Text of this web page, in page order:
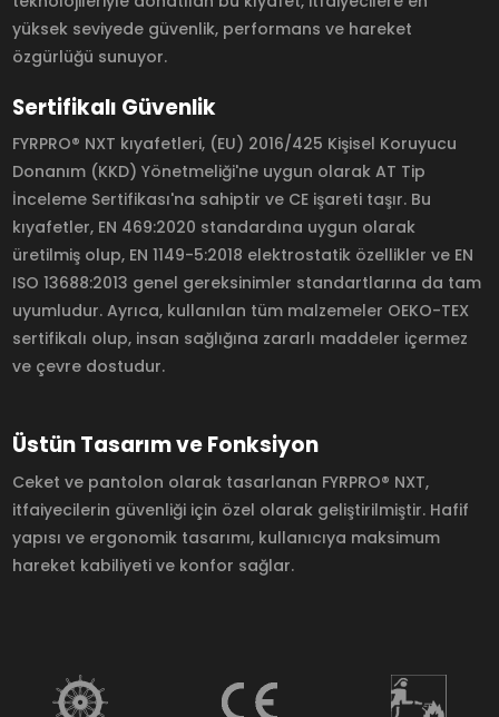
yüksek seviyede güvenlik, performans ve hareket
özgürlüğü sunuyor.
Sertifikalı Güvenlik
FYRPRO® NXT kıyafetleri, (EU) 2016/425 Kişisel Koruyucu
Donanım (KKD) Yönetmeliği'ne uygun olarak AT Tip
İnceleme Sertifikası'na sahiptir ve CE işareti taşır. Bu
kıyafetler, EN 469:2020 standardına uygun olarak
üretilmiş olup, EN 1149-5:2018 elektrostatik özellikler ve EN
ISO 13688:2013 genel gereksinimler standartlarına da tam
uyumludur. Ayrıca, kullanılan tüm malzemeler OEKO-TEX
sertifikalı olup, insan sağlığına zararlı maddeler içermez
ve çevre dostudur.
Üstün Tasarım ve Fonksiyon
Ceket ve pantolon olarak tasarlanan FYRPRO® NXT,
itfaiyecilerin güvenliği için özel olarak geliştirilmiştir. Hafif
yapısı ve ergonomik tasarımı, kullanıcıya maksimum
hareket kabiliyeti ve konfor sağlar.